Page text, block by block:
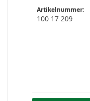
Artikelnummer:
100 17 209